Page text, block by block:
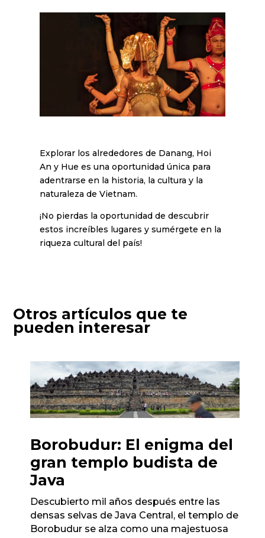
Explorar los alrededores de Danang, Hoi
An y Hue es una oportunidad única para
adentrarse en la historia, la cultura y la
naturaleza de Vietnam.
¡No pierdas la oportunidad de descubrir
estos increíbles lugares y sumérgete en la
riqueza cultural del país!
Otros artículos que te
pueden interesar
Borobudur: El enigma del
gran templo budista de
Java
Descubierto mil años después entre las
densas selvas de Java Central, el templo de
Borobudur se alza como una majestuosa